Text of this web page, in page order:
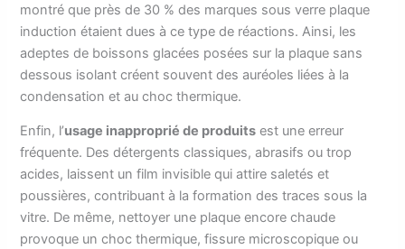
montré que près de 30 % des marques sous verre plaque
induction étaient dues à ce type de réactions. Ainsi, les
adeptes de boissons glacées posées sur la plaque sans
dessous isolant créent souvent des auréoles liées à la
condensation et au choc thermique.
Enfin, l’usage inapproprié de produits est une erreur
fréquente. Des détergents classiques, abrasifs ou trop
acides, laissent un film invisible qui attire saletés et
poussières, contribuant à la formation des traces sous la
vitre. De même, nettoyer une plaque encore chaude
provoque un choc thermique, fissure microscopique ou